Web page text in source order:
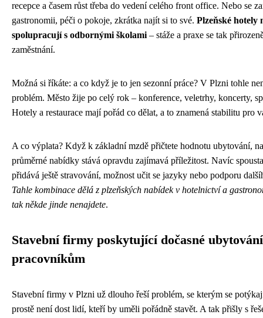
recepce a časem růst třeba do vedení celého front office. Nebo se
gastronomii, péči o pokoje, zkrátka najít si to své. Plzeňské hotely
spolupracují s odbornými školami– stáže a praxe se tak
zaměstnání.
Možná si říkáte: a co když je to jen sezonní práce? V Plzni tohle
problém. Město žije po celý rok – konference, veletrhy, koncerty,
Hotely a restaurace mají pořád co dělat, a to znamená stabilitu pro
A co výplata? Když k základní mzdě přičtete hodnotu ubytování,
průměrné nabídky stává opravdu zajímavá příležitost. Navíc
přidává ještě stravování, možnost učit se jazyky nebo podporu
Tahle kombinace dělá z plzeňských nabídek v hotelnictví a
tak někde jinde nenajdete.
Stavební firmy poskytující dočasné ubytování
pracovníkům
Stavební firmy v Plzni už dlouho řeší problém, se kterým se
prostě není dost lidí, kteří by uměli pořádně stavět. A tak přišly s